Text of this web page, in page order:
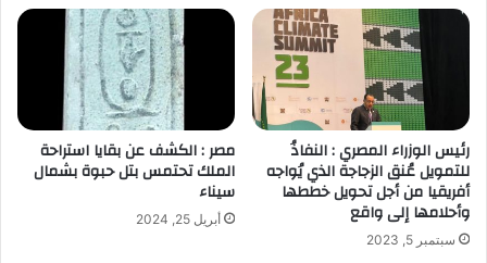
رئيس الوزراء المصري : النفاذُ
للتمويل عُنق الزجاجة الذي يُواجه
أفريقيا من أجل تحويل خططها
وأحلامها إلى واقع
سبتمبر 5, 2023
مصر : الكشف عن بقايا استراحة
الملك تحتمس بتل حبوة بشمال
سيناء
أبريل 25, 2024